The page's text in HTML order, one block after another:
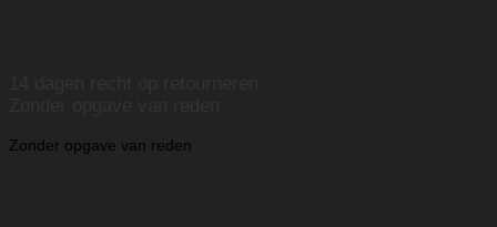
Zonder opgave van reden